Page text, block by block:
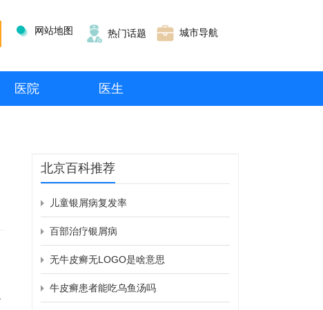
城市导航
热门话题
网站地图
医院 医生
北京百科推荐
儿童银屑病复发率
百部治疗银屑病
无牛皮癣无LOGO是啥意思
牛皮癣患者能吃乌鱼汤吗